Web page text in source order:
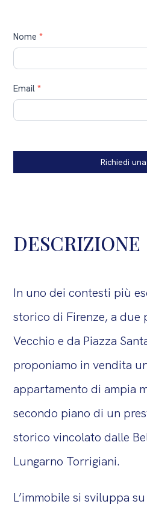
Contatti
Nome*
Email*
Richiedi
DESCRIZIONE
In uno dei contesti più
storico di Firenze, a due
Vecchio e da Piazza
proponiamo in vendita
appartamento di ampia
secondo piano di un
storico vincolato dalle
Lungarno Torrigiani.
L’immobile si sviluppa